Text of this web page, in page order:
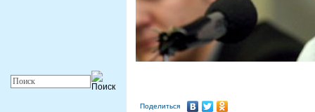
Поделиться